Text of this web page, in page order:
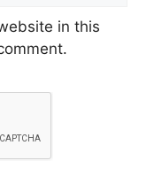
in this